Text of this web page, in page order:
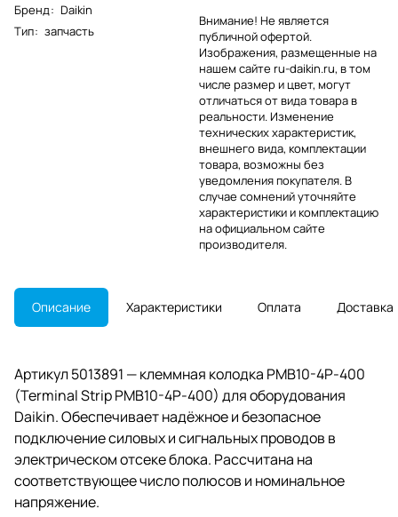
Бренд: Daikin
Тип: запчасть
Внимание! Не является
публичной офертой.
Изображения, размещенные на
нашем сайте ru-daikin.ru, в том
числе размер и цвет, могут
отличаться от вида товара в
реальности. Изменение
технических характеристик,
внешнего вида, комплектации
товара, возможны без
уведомления покупателя. В
случае сомнений уточняйте
характеристики и комплектацию
на официальном сайте
производителя.
Описание Характеристики Оплата Доставка
Артикул 5013891 — клеммная колодка PMB10-4P-400
(Terminal Strip PMB10-4P-400) для оборудования
Daikin. Обеспечивает надёжное и безопасное
подключение силовых и сигнальных проводов в
электрическом отсеке блока. Рассчитана на
соответствующее число полюсов и номинальное
напряжение.